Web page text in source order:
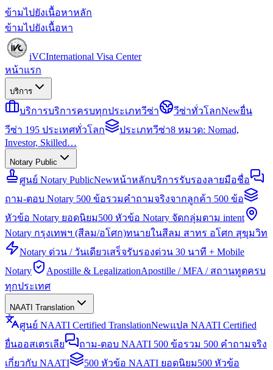
ข้ามไปยังเนื้อหาหลัก
ข้ามไปยังเนื้อหา
iVCInternational Visa Center
หน้าแรก
บริการ
บริการบริการครบทุกประเภทวีซ่า วีซ่าทั่วโลกNewยื่น
วีซ่า 195 ประเทศทั่วโลก
ประเภทวีซ่า8 หมวด: Nomad,
Investor, Skilled…
Notary Public
ศูนย์ Notary PublicNewหน้าหลักบริการรับรองลายมือชื่อ
ถาม-ตอบ Notary 500 ข้อรวมคำถามจริงจากลูกค้า 500 ข้อ
หัวข้อ Notary ยอดนิยม500 หัวข้อ Notary จัดกลุ่มตาม intent
Notary กรุงเทพฯ (สีลม/อโศก)ทนายในสีลม สาทร อโศก สุขุมวิท
Notary ด่วน / วันเดียวเสร็จรับรองด่วน 30 นาที + Mobile
Notary
Apostille & LegalizationApostille / MFA / สถานทูตครบ
ทุกประเทศ
NAATI Translation
ศูนย์ NAATI Certified TranslationNewแปล NAATI Certified
ยื่นออสเตรเลีย
ถาม-ตอบ NAATI 500 ข้อรวม 500 คำถามจริง
เกี่ยวกับ NAATI
500 หัวข้อ NAATI ยอดนิยม500 หัวข้อ